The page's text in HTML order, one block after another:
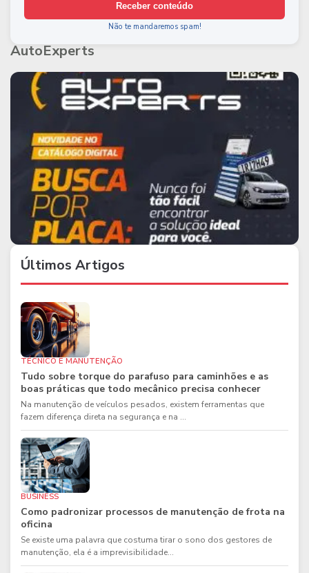
Receber conteúdo
Não te mandaremos spam!
AutoExperts
Últimos Artigos
TÉCNICO E MANUTENÇÃO
Tudo sobre torque do parafuso para caminhões e as
boas práticas que todo mecânico precisa conhecer
Na manutenção de veículos pesados, existem ferramentas que
fazem diferença direta na segurança e na ...
BUSINESS
Como padronizar processos de manutenção de frota na
oficina
Se existe uma palavra que costuma tirar o sono dos gestores de
manutenção, ela é a imprevisibilidade...